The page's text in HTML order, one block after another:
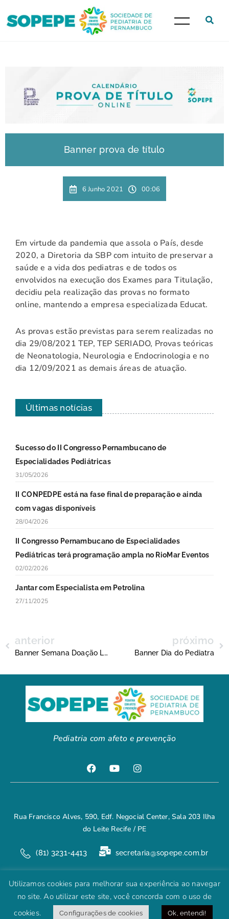
Banner prova de título
6 Junho 2021 00:06
Em virtude da pandemia que assola o País, desde
2020, a Diretoria da SBP com intuito de preservar a
saúde e a vida dos pediatras e de todos os
envolvidos na execução dos Exames para Titulação,
decidiu pela realização das provas no formato
online, mantendo a empresa especializada Educat.
As provas estão previstas para serem realizadas no
dia 29/08/2021 TEP, TEP SERIADO, Provas teóricas
de Neonatologia, Neurologia e Endocrinologia e no
dia 12/09/2021 as demais áreas de atuação.
Últimas notícias
Sucesso do II Congresso Pernambucano de
Especialidades Pediátricas
31/05/2026
II CONPEDPE está na fase final de preparação e ainda
com vagas disponíveis
28/04/2026
II Congresso Pernambucano de Especialidades
Pediátricas terá programação ampla no RioMar Eventos
02/02/2026
Jantar com Especialista em Petrolina
27/11/2025
anterior
Banner Semana Doação Leite21
próximo
Banner Dia do Pediatra
Pediatria com afeto e prevenção
Rua Francisco Alves, 590, Edf. Negocial Center, Sala 203 Ilha
do Leite Recife / PE
(81) 3231-4413 secretaria@sopepe.com.br
SOPEPE - Sociedade de Pediatria de Pernambuco © 2022
Desenvolvido pelaGlobal Sites
Utilizamos cookies para melhorar sua experiência ao navegar
no site. Ao utilizar este site, você concorda com o uso de
cookies.
Configurações de cookies Ok, entendi!